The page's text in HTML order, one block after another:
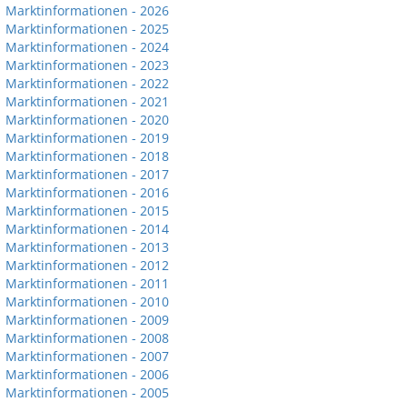
Marktinformationen - 2026
Marktinformationen - 2025
Marktinformationen - 2024
Marktinformationen - 2023
Marktinformationen - 2022
Marktinformationen - 2021
Marktinformationen - 2020
Marktinformationen - 2019
Marktinformationen - 2018
Marktinformationen - 2017
Marktinformationen - 2016
Marktinformationen - 2015
Marktinformationen - 2014
Marktinformationen - 2013
Marktinformationen - 2012
Marktinformationen - 2011
Marktinformationen - 2010
Marktinformationen - 2009
Marktinformationen - 2008
Marktinformationen - 2007
Marktinformationen - 2006
Marktinformationen - 2005